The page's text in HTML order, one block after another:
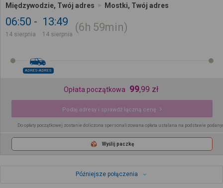
Międzywodzie, Twój adres Mostki, Twój adres
06:50
14 sierpnia
13:49
14 sierpnia
6h 59min
ADRES-ADRES
Opłata początkowa 99,99 zł
Podaj adresy i sprawdź łączną cenę
Do opłaty początkowej zostanie doliczona spersonalizowana opłata ustalana na podstawie
Wyślij paczkę
Późniejsze połączenia